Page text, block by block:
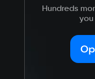
Hundreds